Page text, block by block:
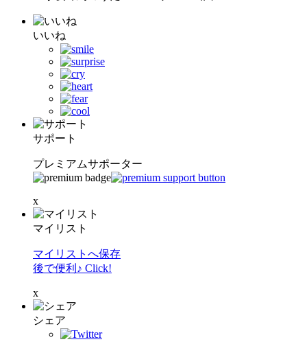
いいね
サポート
プレミアムサポーター
x
マイリスト
マイリストへ保存
後で便利♪ Click!
x
シェア